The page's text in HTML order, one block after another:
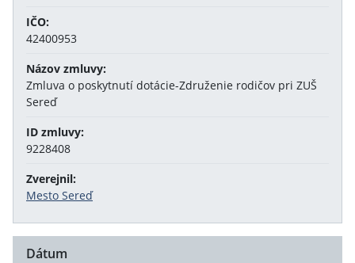
IČO:
42400953
Názov zmluvy:
Zmluva o poskytnutí dotácie-Združenie rodičov pri ZUŠ
Sereď
ID zmluvy:
9228408
Zverejnil:
Mesto Sereď
Dátum